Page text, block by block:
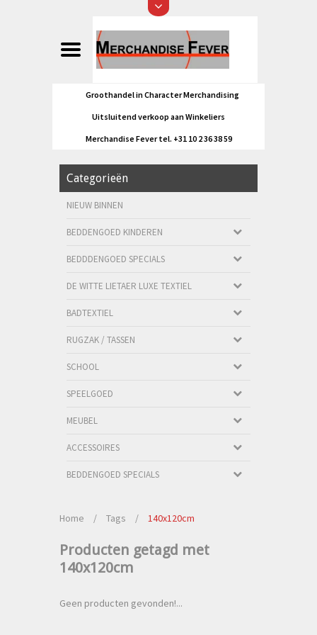
Groothandel in Character Merchandising
Uitsluitend verkoop aan Winkeliers
Merchandise Fever tel. +31 10 2 36 38 59
Categorieën
NIEUW BINNEN
BEDDENGOED KINDEREN
BEDDDENGOED SPECIALS
DE WITTE LIETAER LUXE TEXTIEL
BADTEXTIEL
RUGZAK / TASSEN
SCHOOL
SPEELGOED
MEUBEL
ACCESSOIRES
BEDDENGOED SPECIALS
Home / Tags / 140x120cm
Producten getagd met
140x120cm
Geen producten gevonden!...